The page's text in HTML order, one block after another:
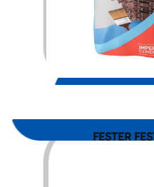
$
FESTER